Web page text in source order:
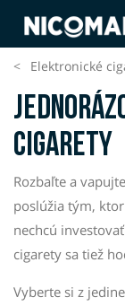
Elektronické
cigarety
Rozbaľte a
poslúžia tým,
nechcú
cigarety sa tiež
Vyberte si z